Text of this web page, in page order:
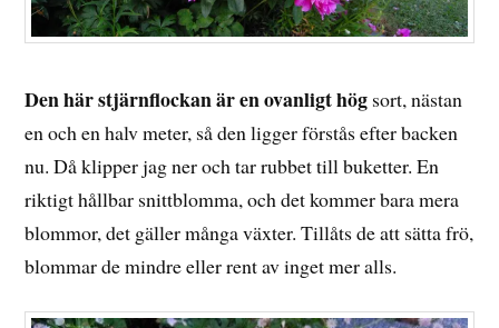
Den här stjärnflockan är en ovanligt hög sort, nästan
en och en halv meter, så den ligger förstås efter backen
nu. Då klipper jag ner och tar rubbet till buketter. En
riktigt hållbar snittblomma, och det kommer bara mera
blommor, det gäller många växter. Tillåts de att sätta frö,
blommar de mindre eller rent av inget mer alls.